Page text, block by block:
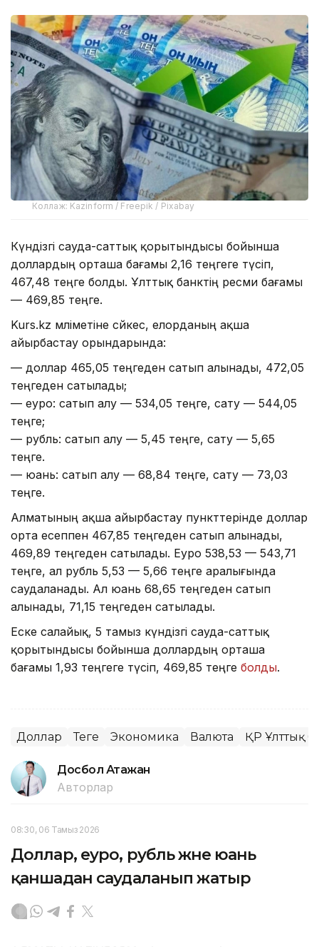
Коллаж: Kazinform / Freepik / Pixabay
Күндізгі сауда-саттық қорытындысы бойынша
доллардың орташа бағамы 2,16 теңгеге түсіп,
467,48 теңге болды. Ұлттық банктің ресми бағамы
— 469,85 теңге.
Kurs.kz мәліметіне сәйкес, елорданың ақша
айырбастау орындарында:
— доллар 465,05 теңгеден сатып алынады, 472,05
теңгеден сатылады;
— еуро: сатып алу — 534,05 теңге, сату — 544,05
теңге;
— рубль: сатып алу — 5,45 теңге, сату — 5,65
теңге.
— юань: сатып алу — 68,84 теңге, сату — 73,03
теңге.
Алматының ақша айырбастау пункттерінде доллар
орта есеппен 467,85 теңгеден сатып алынады,
469,89 теңгеден сатылады. Еуро 538,53 — 543,71
теңге, ал рубль 5,53 — 5,66 теңге аралығында
саудаланады. Ал юань 68,65 теңгеден сатып
алынады, 71,15 теңгеден сатылады.
Еске салайық, 5 тамыз күндізгі сауда-саттық
қорытындысы бойынша доллардың орташа
бағамы 1,93 теңгеге түсіп, 469,85 теңге болды.
Доллар Теңге Экономика Валюта ҚР Ұлттық
Досбол Атажан
Авторлар
08:30, 06 Тамыз 2026
Доллар, еуро, рубль және юань
қаншадан саудаланып жатыр